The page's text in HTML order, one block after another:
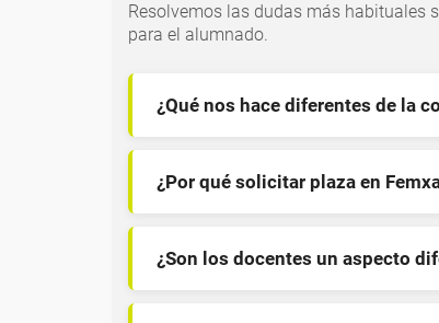
Resolvemos las dudas más habituales
para el alumnado.
¿Qué nos hace diferentes de la
¿Por qué solicitar plaza en
¿Son los docentes un aspecto